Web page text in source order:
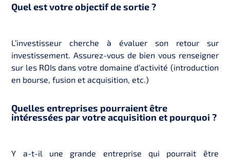
Quel est votre objectif de sortie ?
L’investisseur cherche à évaluer son retour sur
investissement. Assurez-vous de bien vous renseigner
sur les ROIs dans votre domaine d’activité (introduction
en bourse, fusion et acquisition, etc.)
Quelles entreprises pourraient être
intéressées par votre acquisition et pourquoi ?
Y a-t-il une grande entreprise qui pourrait être